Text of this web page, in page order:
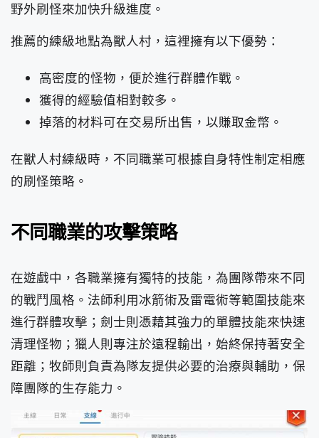
野外刷怪來加快升級進度。
推薦的練級地點為獸人村，這裡擁有以下優勢：
高密度的怪物，便於進行群體作戰。
獲得的經驗值相對較多。
掉落的材料可在交易所出售，以賺取金幣。
在獸人村練級時，不同職業可根據自身特性制定相應
的刷怪策略。
不同職業的攻擊策略
在遊戲中，各職業擁有獨特的技能，為團隊帶來不同
的戰鬥風格。法師利用冰箭術及雷電術等範圍技能來
進行群體攻擊；劍士則憑藉其強力的單體技能來快速
清理怪物；獵人則專注於遠程輸出，始終保持著安全
距離；牧師則負責為隊友提供必要的治療與輔助，保
障團隊的生存能力。